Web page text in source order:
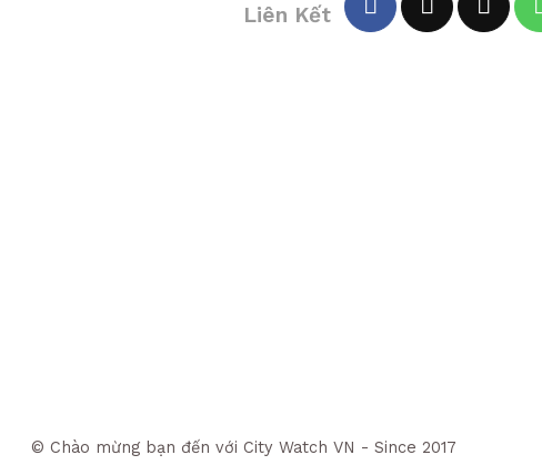
Liên Kết
© Chào mừng bạn đến với City Watch VN - Since 2017